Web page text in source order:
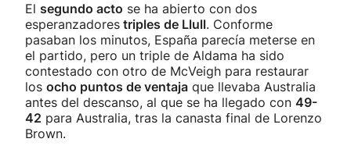
El segundo acto se ha abierto con dos
esperanzadores triples de Llull. Conforme
pasaban los minutos, España parecía meterse en
el partido, pero un triple de Aldama ha sido
contestado con otro de McVeigh para restaurar
los ocho puntos de ventaja que llevaba Australia
antes del descanso, al que se ha llegado con 49-
42 para Australia, tras la canasta final de Lorenzo
Brown.